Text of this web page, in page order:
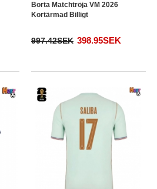
Borta Matchtröja VM 2026
Kortärmad Billigt
997.42SEK 398.95SEK